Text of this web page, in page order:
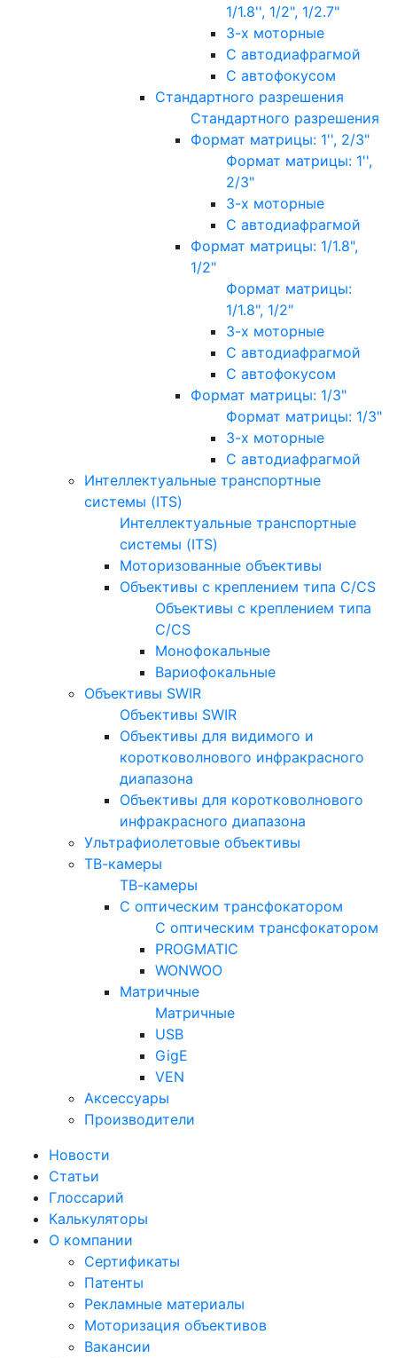
1/1.8'', 1/2", 1/2.7"
3-х моторные
С автодиафрагмой
С автофокусом
Стандартного разрешения
Стандартного разрешения
Формат матрицы: 1'', 2/3"
Формат матрицы: 1'',
2/3"
3-х моторные
С автодиафрагмой
Формат матрицы: 1/1.8",
1/2"
Формат матрицы:
1/1.8", 1/2"
3-х моторные
С автодиафрагмой
С автофокусом
Формат матрицы: 1/3"
Формат матрицы: 1/3"
3-х моторные
С автодиафрагмой
Интеллектуальные транспортные
системы (ITS)
Интеллектуальные транспортные
системы (ITS)
Моторизованные объективы
Объективы с креплением типа C/CS
Объективы с креплением типа
C/CS
Монофокальные
Вариофокальные
Объективы SWIR
Объективы SWIR
Объективы для видимого и
коротковолнового инфракрасного
диапазона
Объективы для коротковолнового
инфракрасного диапазона
Ультрафиолетовые объективы
ТВ-камеры
ТВ-камеры
С оптическим трансфокатором
С оптическим трансфокатором
PROGMATIC
WONWOO
Матричные
Матричные
USB
GigE
VEN
Аксессуары
Производители
Новости
Статьи
Глоссарий
Калькуляторы
О компании
Сертификаты
Патенты
Рекламные материалы
Моторизация объективов
Вакансии